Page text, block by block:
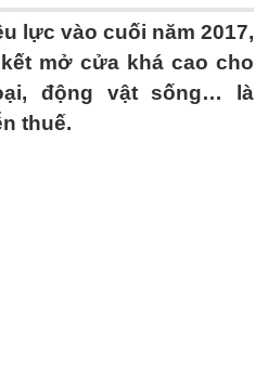
lực vào cuối năm 2017,
mở cửa khá cao cho
động vật sống… là
thuế.